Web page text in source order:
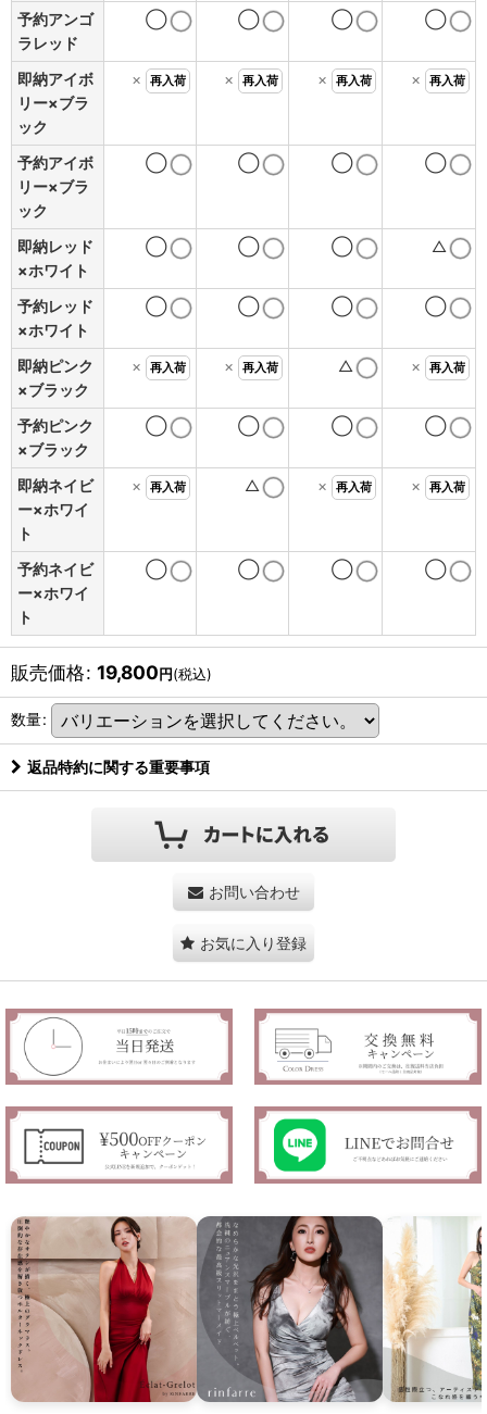
予約アンゴ
ラレッド
◯ ◯ ◯ ◯
即納アイボ
リー×ブラ
ック
× 再入荷 × 再入荷 × 再入荷 × 再入荷
予約アイボ
リー×ブラ
ック
◯ ◯ ◯ ◯
即納レッド
×ホワイト
◯ ◯ ◯ △
予約レッド
×ホワイト
◯ ◯ ◯ ◯
即納ピンク
×ブラック
× 再入荷 × 再入荷 △ × 再入荷
予約ピンク
×ブラック
◯ ◯ ◯ ◯
即納ネイビ
ー×ホワイ
ト
× 再入荷 △ × 再入荷 × 再入荷
予約ネイビ
ー×ホワイ
ト
◯ ◯ ◯ ◯
販売価格: 19,800円(税込)
数量:
返品特約に関する重要事項
お問い合わせ
お気に入り登録